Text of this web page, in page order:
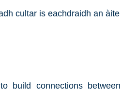
cultar is eachdraidh an àite
build connections between